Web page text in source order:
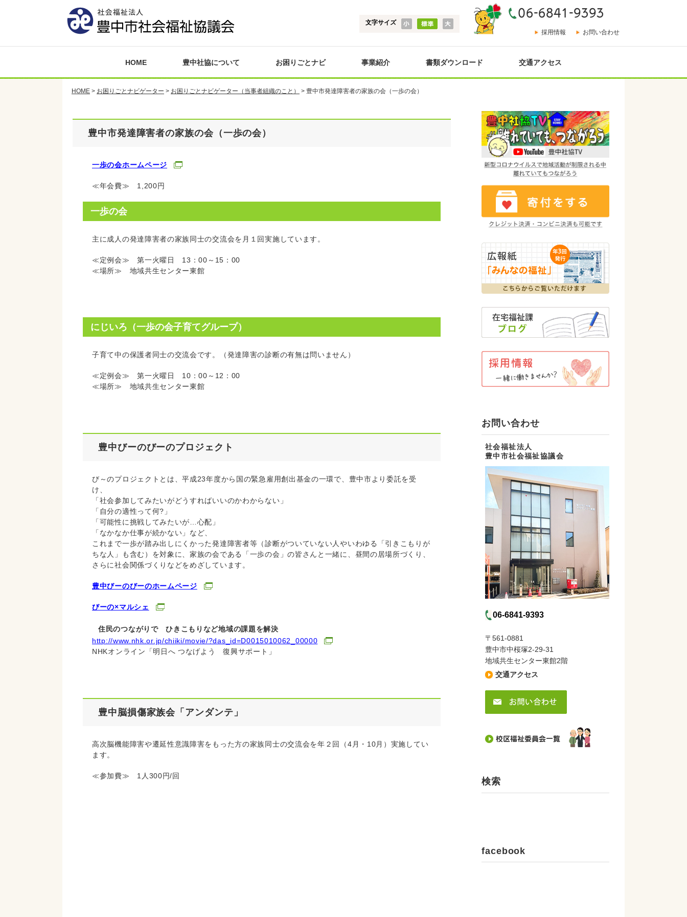
採用情報 お問い合わせ
文字サイズ
HOME 豊中社協について お困りごとナビ 事業紹介 書類ダウンロード 交通アクセス
HOME > お困りごとナビゲーター > お困りごとナビゲーター（当事者組織のこと） > 豊中市発達障害者の家族の会（一歩の会）
豊中市発達障害者の家族の会（一歩の会）
一歩の会ホームページ
≪年会費≫ 1,200円
一歩の会
主に成人の発達障害者の家族同士の交流会を月１回実施しています。
≪定例会≫ 第一火曜日 13：00～15：00
≪場所≫ 地域共生センター東館
にじいろ（一歩の会子育てグループ）
子育て中の保護者同士の交流会です。（発達障害の診断の有無は問いません）
≪定例会≫ 第一火曜日 10：00～12：00
≪場所≫ 地域共生センター東館
豊中びーのびーのプロジェクト
び～のプロジェクトとは、平成23年度から国の緊急雇用創出基金の一環で、豊中市より委託を受
け、
「社会参加してみたいがどうすればいいのかわからない」
「自分の適性って何?」
「可能性に挑戦してみたいが…心配」
「なかなか仕事が続かない」など、
これまで一歩が踏み出しにくかった発達障害者等（診断がついていない人やいわゆる「引きこもりが
ちな人」も含む）を対象に、家族の会である「一歩の会」の皆さんと一緒に、昼間の居場所づくり、
さらに社会関係づくりなどをめざしています。
豊中びーのびーのホームページ
びーの×マルシェ
住民のつながりで ひきこもりなど地域の課題を解決
http://www.nhk.or.jp/chiiki/movie/?das_id=D0015010062_00000
NHKオンライン「明日へ つなげよう 復興サポート」
豊中脳損傷家族会「アンダンテ」
高次脳機能障害や遷延性意識障害をもった方の家族同士の交流会を年２回（4月・10月）実施してい
ます。
≪参加費≫ 1人300円/回
お問い合わせ
社会福祉法人
豊中市社会福祉協議会
06-6841-9393
〒561-0881
豊中市中桜塚2-29-31
地域共生センター東館2階
交通アクセス
検索
facebook